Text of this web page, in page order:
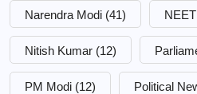
Narendra Modi (41)
Nitish Kumar (12)
PM Modi (12) Political